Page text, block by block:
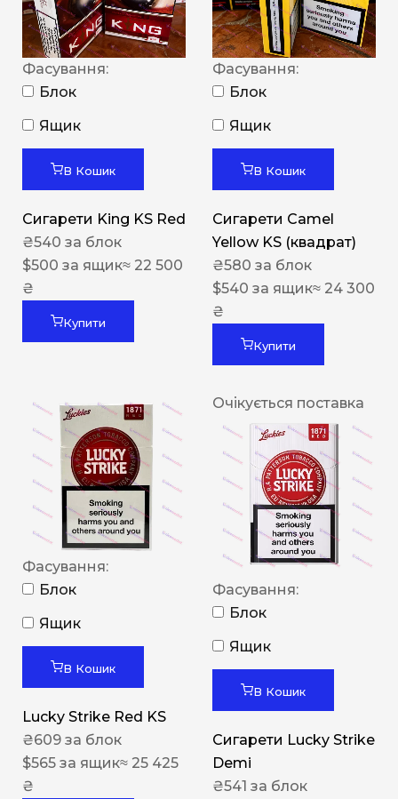
Фасування:
Блок
Ящик
В Кошик
Сигарети King KS Red
₴540 за блок
$500 за ящик≈ 22 500
₴
Купити
Фасування:
Блок
Ящик
В Кошик
Сигарети Camel
Yellow KS (квадрат)
₴580 за блок
$540 за ящик≈ 24 300
₴
Купити
Фасування:
Блок
Ящик
В Кошик
Lucky Strike Red KS
₴609 за блок
$565 за ящик≈ 25 425
₴
Очікується поставка
Фасування:
Блок
Ящик
В Кошик
Сигарети Lucky Strike
Demi
₴541 за блок